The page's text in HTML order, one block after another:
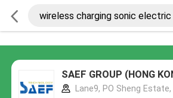
SAEF GROUP (HONG
Lane9, PO Sheng